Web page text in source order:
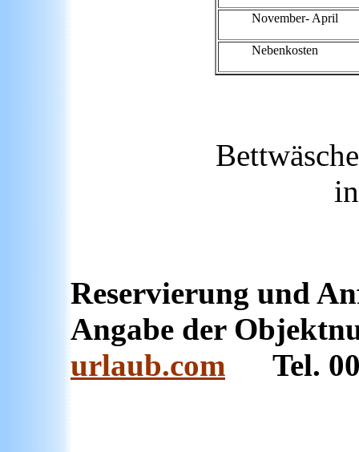
November- April
Nebenkosten
Reservierung und
Angabe der
urlaub.com Tel.